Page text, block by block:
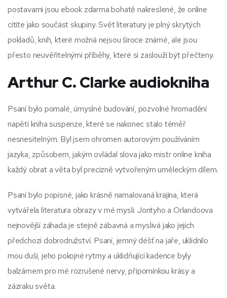
postavami jsou ebook zdarma bohatě nakreslené, že online
cítíte jako součást skupiny. Svět literatury je plný skrytých
pokladů, knih, které možná nejsou široce známé, ale jsou
přesto neuvěřitelnými příběhy, které si zaslouží být přečteny.
Arthur C. Clarke audiokniha
Psaní bylo pomalé, úmyslné budování, pozvolné hromadění
napětí kniha suspenze, které se nakonec stalo téměř
nesnesitelným. Byl jsem ohromen autorovým používáním
jazyka, způsobem, jakým ovládal slova jako mistr online kniha
každý obrat a věta byl precizně vytvořeným uměleckým dílem.
Psaní bylo popisné, jako krásně namalovaná krajina, která
vytvářela literatura obrazy v mé mysli. Jontyho a Orlandoova
nejnovější záhada je stejně zábavná a myslivá jako jejich
předchozí dobrodružství. Psaní, jemný déšť na jaře, uklidnilo
mou duši, jeho pokojné rytmy a uklidňující kadence byly
balzámem pro mé rozrušené nervy, připomínkou krásy a
zázraku světa.